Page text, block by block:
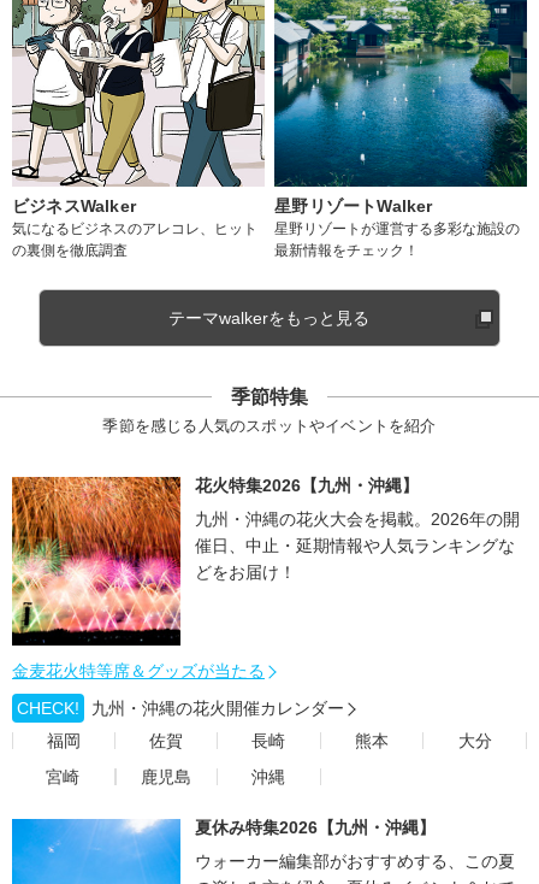
ビジネスWalker
気になるビジネスのアレコレ、ヒット
の裏側を徹底調査
星野リゾートWalker
星野リゾートが運営する多彩な施設の
最新情報をチェック！
テーマwalkerをもっと見る
季節特集
季節を感じる人気のスポットやイベントを紹介
花火特集2026【九州・沖縄】
九州・沖縄の花火大会を掲載。2026年の開
催日、中止・延期情報や人気ランキングな
どをお届け！
金麦花火特等席＆グッズが当たる
CHECK!
九州・沖縄の花火開催カレンダー
福岡
佐賀 長崎 熊本
大分
宮崎
鹿児島 沖縄
夏休み特集2026【九州・沖縄】
ウォーカー編集部がおすすめする、この夏